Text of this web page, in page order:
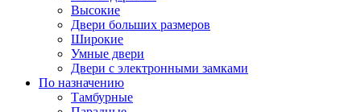
Высокие
Двери больших размеров
Широкие
Умные двери
Двери с электронными замками
По назначению
Тамбурные